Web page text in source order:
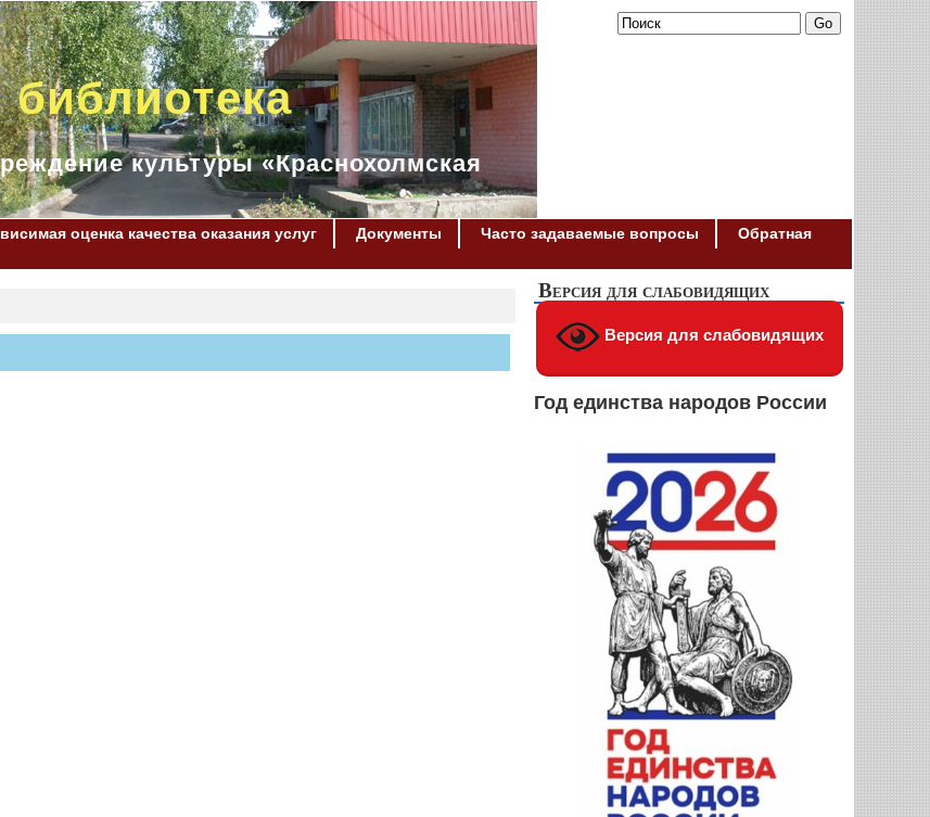
культуры «Краснохолмская
оценка качества оказания услуг Документы Часто задаваемые вопросы
Обратная
Версия для слабовидящих
Версия для слабовидящих
Год единства народов России